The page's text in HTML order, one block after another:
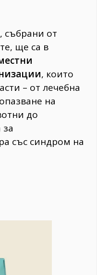
събрани от
ще са в
, които
– от лечебна
на
до
със синдром на